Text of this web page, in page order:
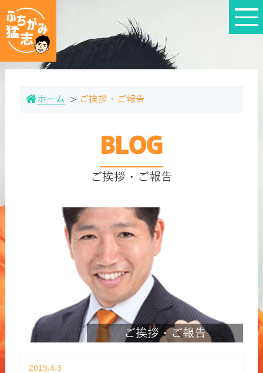
ホーム ご挨拶・ご報告
BLOG
ご挨拶・ご報告
ご挨拶・ご報告
2015.4.3